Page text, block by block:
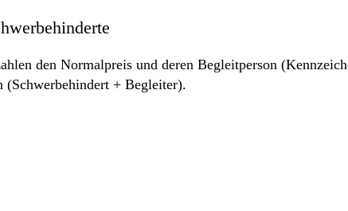
den Normalpreis und deren Begleitperson
(Schwerbehindert + Begleiter).